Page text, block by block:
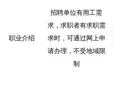
职业介绍
招聘单位有用工需
求，求职者有求职需
求时，可通过网上申
请办理，不受地域限
制